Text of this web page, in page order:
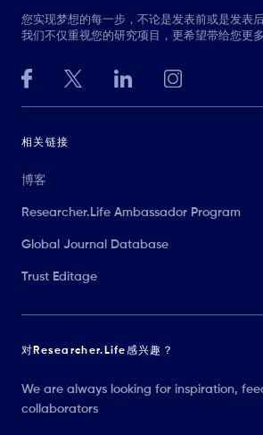
您实现梦想的每一步，不论是发表前或是发表
我们不仅重视您的研究项目，更希望带给您更多
相关链接
博客
Researcher.Life Ambassador Program
Global Journal Database
Trust Editage
对Researcher.Life感兴趣？
We are always looking for inspiration,
collaborators